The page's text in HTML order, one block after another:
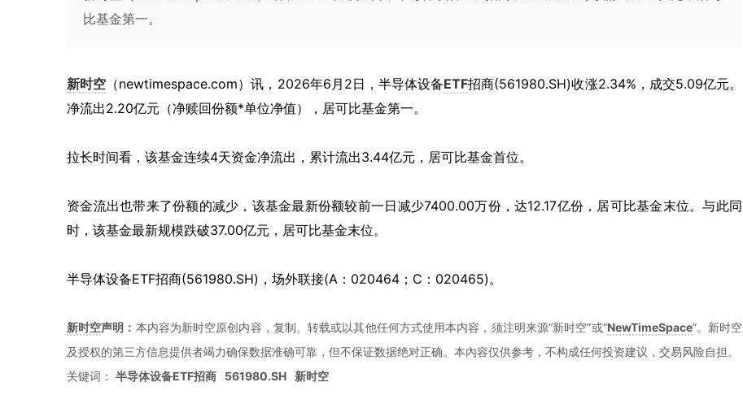
比基金第一。
新时空 （newtimespace.com）讯， 2026年6月2日，半导体设备ETF招商(561980.SH)收涨2.34%，成交5.09亿元。
净流出2.20亿元（净赎回份额*单位净值），居可比基金第一。
拉长时间看，该基金连续4天资金净流出，累计流出3.44亿元，居可比基金首位。
资金流出也带来了份额的减少，该基金最新份额较前一日减少7400.00万份，达12.17亿份，居可比基金末位。与此同
时，该基金最新规模跌破37.00亿元，居可比基金末位。
半导体设备ETF招商(561980.SH)，场外联接(A：020464；C：020465)。
新时空声明： 本内容为新时空原创内容，复制、转载或以其他任何方式使用本内容，须注明来源“新时空”或“NewTimeSpace”。新时空
及授权的第三方信息提供者竭力确保数据准确可靠，但不保证数据绝对正确。本內容仅供参考，不构成任何投资建议，交易风险自担。
关键词： 半导体设备ETF招商 561980.SH 新时空